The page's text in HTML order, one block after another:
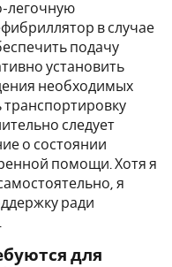
легочную
в случае
подачу
установить
необходимых
транспортировку
следует
о состоянии
помощи. Хотя я
я
ради
для